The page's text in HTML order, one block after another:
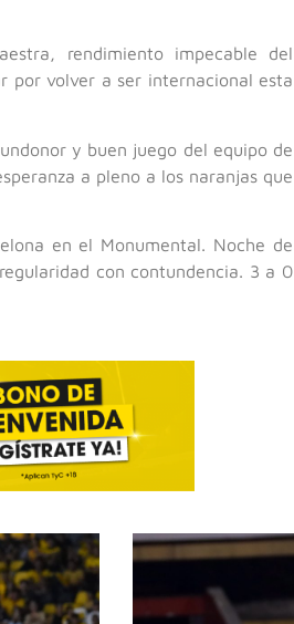
rendimiento impecable del
por volver a ser internacional esta
y buen juego del equipo de
a pleno a los naranjas que
en el Monumental. Noche de
con contundencia. 3 a 0